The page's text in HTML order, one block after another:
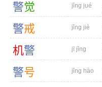
警觉 jǐng jué
警戒 jǐng jiè
机警 jī jǐng
警号 jǐng hào